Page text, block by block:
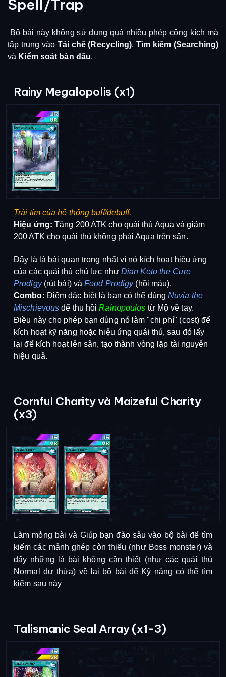
Spell/Trap
Bộ bài này không sử dụng quá nhiều phép công kích mà
tập trung vào Tái chế (Recycling), Tìm kiếm (Searching)
và Kiểm soát bàn đấu.
Rainy Megalopolis (x1)
Trái tim của hệ thống buff/debuff.
Hiệu ứng: Tăng 200 ATK cho quái thú Aqua và giảm
200 ATK cho quái thú không phải Aqua trên sân.
Đây là lá bài quan trọng nhất vì nó kích hoạt hiệu ứng
của các quái thú chủ lực như Dian Keto the Cure
Prodigy(rút bài) và Food Prodigy(hồi máu).
Combo: Điểm đặc biệt là bạn có thể dùngNuvia the
Mischievous để thu hồiRainopoulos từ Mộ về tay.
Điều này cho phép bạn dùng nó làm "chi phí" (cost) để
kích hoạt kỹ năng hoặc hiệu ứng quái thú, sau đó lấy
lại để kích hoạt lên sân, tạo thành vòng lặp tài nguyên
hiệu quả.
Cornful Charity và Maizeful Charity
(x3)
Làm mỏng bài và Giúp bạn đào sâu vào bộ bài để tìm
kiếm các mảnh ghép còn thiếu (như Boss monster) và
đẩy những lá bài không cần thiết (như các quái thú
Normal dư thừa) về lại bộ bài để Kỹ năng có thể tìm
kiếm sau này
Talismanic Seal Array (x1-3)